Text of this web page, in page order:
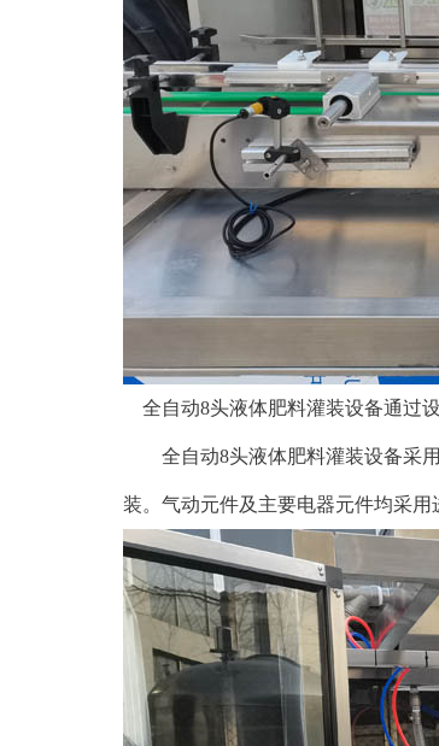
全自动8头液体肥料灌装设备通过
全自动8头液体肥料灌装设备采用
装。气动元件及主要电器元件均采用